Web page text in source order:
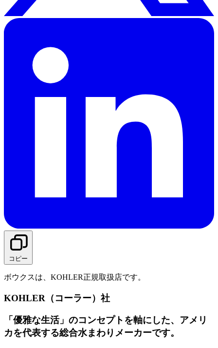
コピー
ボウクスは、KOHLER正規取扱店です。
KOHLER（コーラー）社
「優雅な生活」のコンセプトを軸にした、アメリ
カを代表する総合水まわりメーカーです。